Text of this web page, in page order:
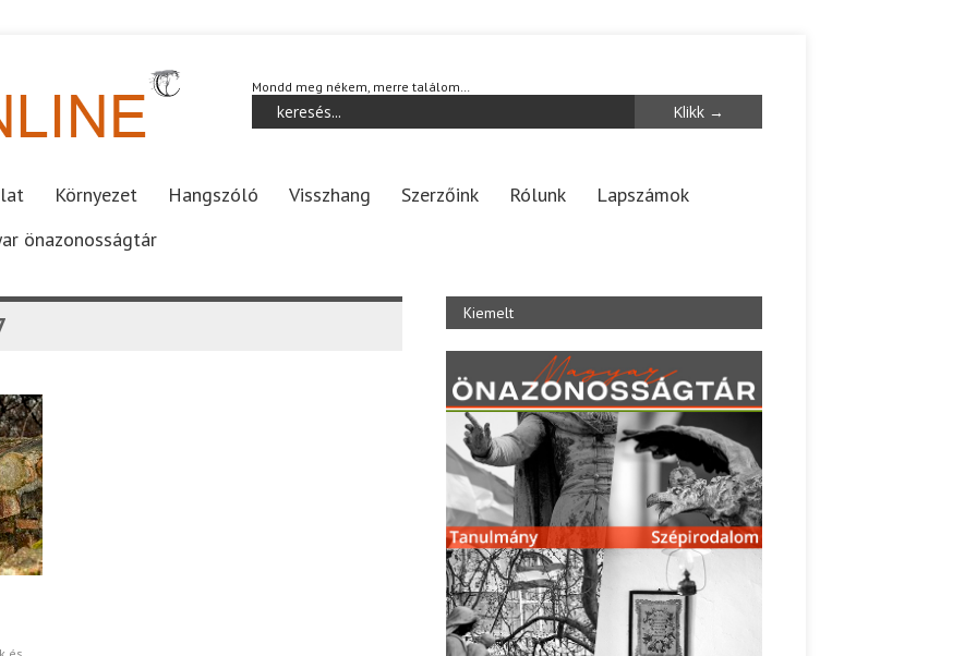
Mondd meg nékem, merre találom…
Környezet Hangszóló Visszhang Szerzőink Rólunk
Lapszámok
önazonosságtár
Kiemelt